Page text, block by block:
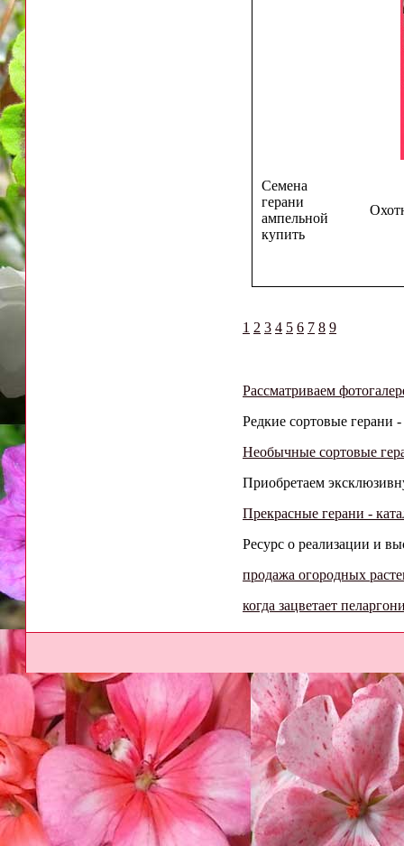
Семена
герани
ампельной
купить
1 2 3 4 5 6 7 8 9
Рассматриваем
Редкие сортовые герани
Необычные сортовые
Приобретаем
Прекрасные герани -
Ресурс о реализации и
продажа огородных
когда зацветает